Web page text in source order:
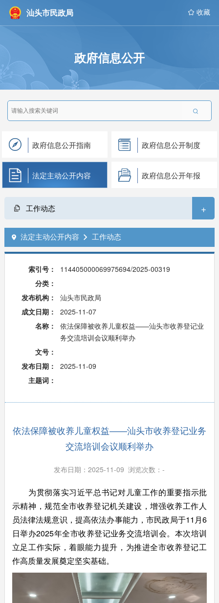
汕头市民政局  收藏
政府信息公开

政府信息公开指南 政府信息公开制度
法定主动公开内容 政府信息公开年报
工作动态 +
 法定主动公开内容  工作动态
索引号：
114405000069975694/2025-00319
分类：
发布机构：
汕头市民政局
成文日期：
2025-11-07
名称：
依法保障被收养儿童权益——汕头市收养登记业
务交流培训会议顺利举办
文号：
发布日期：
2025-11-09
主题词：
依法保障被收养儿童权益——汕头市收养登记业务
交流培训会议顺利举办
发布日期：2025-11-09 浏览次数：-
为贯彻落实习近平总书记对儿童工作的重要指示批
示精神，规范全市收养登记机关建设，增强收养工作人
员法律法规意识，提高依法办事能力，市民政局于11月6
日举办2025年全市收养登记业务交流培训会。本次培训
立足工作实际，着眼能力提升，为推进全市收养登记工
作高质量发展奠定坚实基础。